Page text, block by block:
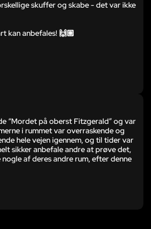
skuffer og skabe - det var ikke
kan anbefales! 🙌🏼
“Mordet på oberst Fitzgerald” og var
i rummet var overraskende og
hele vejen igennem, og til tider var
sikker anbefale andre at prøve det,
af deres andre rum, efter denne